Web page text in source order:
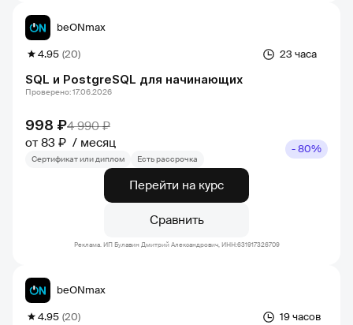
SQL и PostgreSQL для начинающих
23 часа
4.95 (20)
beONmax
998 ₽4 990 ₽
от 83 ₽
месяц
Проверено: 17.06.2026
Сертификат или диплом Есть рассрочка
- 80%
Перейти на курс
Сравнить
Реклама. ИП Булавин Дмитрий Александрович, ИНН:631917326709
19 часов
4.95 (20)
beONmax